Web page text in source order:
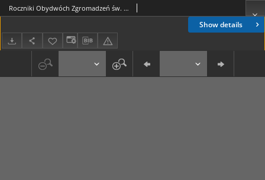
Show details
Roczniki Obydwóch Zgromadzeń św. Wincentego a Paulo. R. 25, nr 1 (1923)